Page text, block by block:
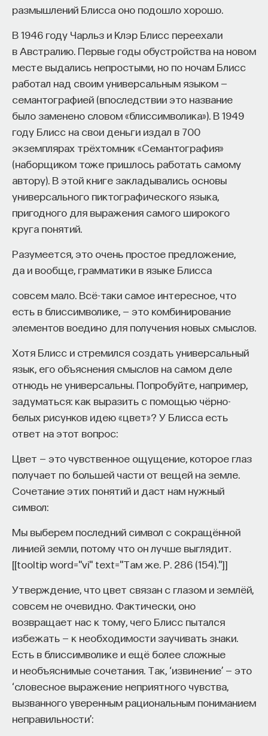
размышлений Блисса оно подошло хорошо.
В 1946 году Чарльз и Клэр Блисс переехали
в Австралию. Первые годы обустройства на новом
месте выдались непростыми, но по ночам Блисс
работал над своим универсальным языком —
семантографией (впоследствии это название
было заменено словом «блиссимволика»). В 1949
году Блисс на свои деньги издал в 700
экземплярах трёхтомник «Семантография»
(наборщиком тоже пришлось работать самому
автору). В этой книге закладывались основы
универсального пиктографического языка,
пригодного для выражения самого широкого
круга понятий.
Разумеется, это очень простое предложение,
да и вообще, грамматики в языке Блисса
совсем мало. Всё-таки самое интересное, что
есть в блиссимволике, — это комбинирование
элементов воедино для получения новых смыслов.
Хотя Блисс и стремился создать универсальный
язык, его объяснения смыслов на самом деле
отнюдь не универсальны. Попробуйте, например,
задуматься: как выразить с помощью чёрно-
белых рисунков идею «цвет»? У Блисса есть
ответ на этот вопрос:
Цвет — это чувственное ощущение, которое глаз
получает по большей части от вещей на земле.
Сочетание этих понятий и даст нам нужный
символ:
Мы выберем последний символ с сокращённой
линией земли, потому что он лучше выглядит.
[[tooltip word="vi" text="Там же. P. 286 (154)."]]
Утверждение, что цвет связан с глазом и землёй,
совсем не очевидно. Фактически, оно
возвращает нас к тому, чего Блисс пытался
избежать — к необходимости заучивать знаки.
Есть в блиссимволике и ещё более сложные
и необъяснимые сочетания. Так, ‘извинение’ — это
‘словесное выражение неприятного чувства,
вызванного уверенным рациональным пониманием
неправильности’: